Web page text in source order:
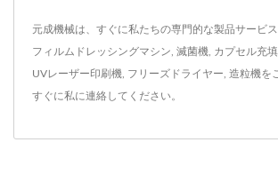
元成機械は、すぐに私たちの専門的な製品サービス
フィルムドレッシングマシン 滅菌機 カプセル充
UVレーザー印刷機 フリーズドライヤー 造粒機を
すぐに私に連絡してください。